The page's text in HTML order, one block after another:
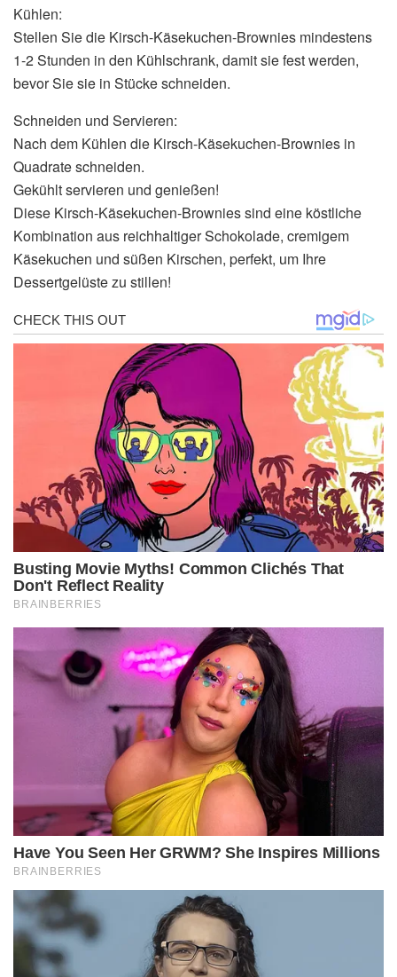
Kühlen:
Stellen Sie die Kirsch-Käsekuchen-Brownies mindestens
1-2 Stunden in den Kühlschrank, damit sie fest werden,
bevor Sie sie in Stücke schneiden.
Schneiden und Servieren:
Nach dem Kühlen die Kirsch-Käsekuchen-Brownies in
Quadrate schneiden.
Gekühlt servieren und genießen!
Diese Kirsch-Käsekuchen-Brownies sind eine köstliche
Kombination aus reichhaltiger Schokolade, cremigem
Käsekuchen und süßen Kirschen, perfekt, um Ihre
Dessertgelüste zu stillen!